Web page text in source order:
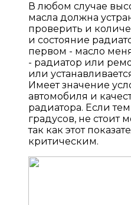
В любом случае
масла должна
проверить и
и состояние
первом - масло
- радиатор или
или
Имеет значение
автомобиля и
радиатора. Если
градусов, не стоит
так как этот
критическим.